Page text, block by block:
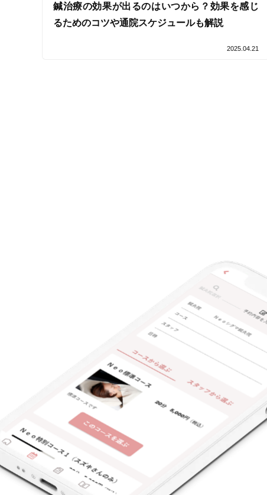
コロナ対応
鍼治療の効果が出るのはいつから？効果を感じ
るためのコツや通院スケジュールも解説
2025.04.21